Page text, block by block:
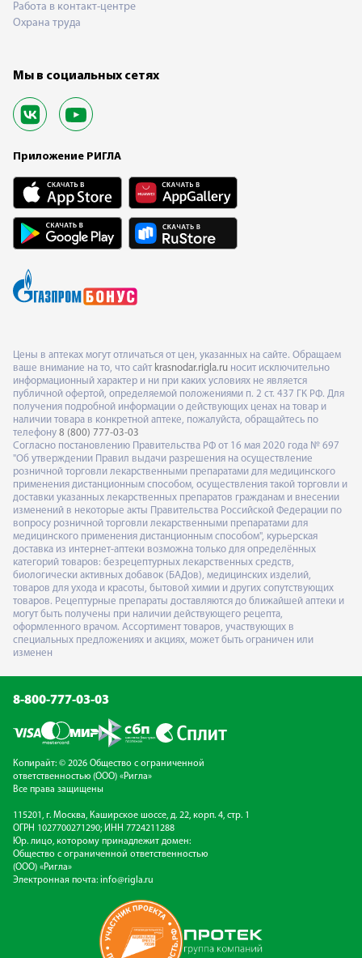
Работа в контакт-центре
Охрана труда
Мы в социальных сетях
Приложение РИГЛА
Цены в аптеках могут отличаться от цен, указанных на сайте. Обращаем
ваше внимание на то, что сайт krasnodar.rigla.ru носит исключительно
информационный характер и ни при каких условиях не является
публичной офертой, определяемой положениями п. 2 ст. 437 ГК РФ. Для
получения подробной информации о действующих ценах на товар и
наличии товара в конкретной аптеке, пожалуйста, обращайтесь по
телефону 8 (800) 777-03-03
Согласно постановлению Правительства РФ от 16 мая 2020 года № 697
"Об утверждении Правил выдачи разрешения на осуществление
розничной торговли лекарственными препаратами для медицинского
применения дистанционным способом, осуществления такой торговли и
доставки указанных лекарственных препаратов гражданам и внесении
изменений в некоторые акты Правительства Российской Федерации по
вопросу розничной торговли лекарственными препаратами для
медицинского применения дистанционным способом", курьерская
доставка из интернет-аптеки возможна только для определённых
категорий товаров: безрецептурных лекарственных средств,
биологически активных добавок (БАДов), медицинских изделий,
товаров для ухода и красоты, бытовой химии и других сопутствующих
товаров. Рецептурные препараты доставляются до ближайшей аптеки и
могут быть получены при наличии действующего рецепта,
оформленного врачом. Ассортимент товаров, участвующих в
специальных предложениях и акциях, может быть ограничен или
изменен
8-800-777-03-03
Копирайт: © 2026 Общество с ограниченной
ответственностью (ООО) «Ригла»
Все права защищены
115201, г. Москва, Каширское шоссе, д. 22, корп. 4, стр. 1
ОГРН 1027700271290; ИНН 7724211288
Юр. лицо, которому принадлежит домен:
Общество с ограниченной ответственностью
(ООО) «Ригла»
Электронная почта: info@rigla.ru